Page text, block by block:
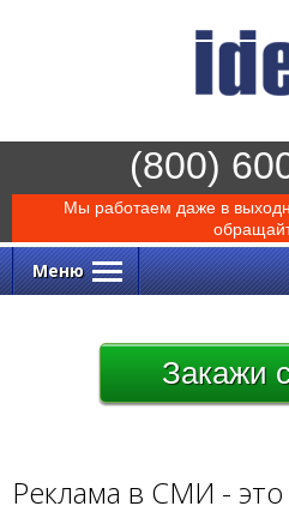
(800)
Мы работаем даже в
Меню
Закажи
Реклама в СМИ -